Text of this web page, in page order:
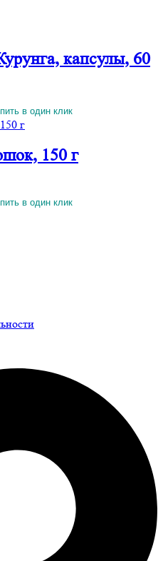
капсулы, 60
в один клик
150 г
в один клик